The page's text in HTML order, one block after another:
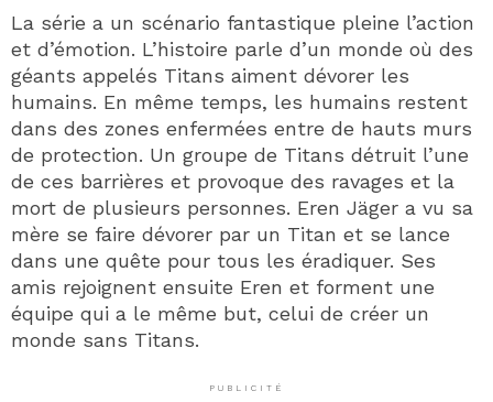
La série a un scénario fantastique pleine l’action
et d’émotion. L’histoire parle d’un monde où des
géants appelés Titans aiment dévorer les
humains. En même temps, les humains restent
dans des zones enfermées entre de hauts murs
de protection. Un groupe de Titans détruit l’une
de ces barrières et provoque des ravages et la
mort de plusieurs personnes. Eren Jäger a vu sa
mère se faire dévorer par un Titan et se lance
dans une quête pour tous les éradiquer. Ses
amis rejoignent ensuite Eren et forment une
équipe qui a le même but, celui de créer un
monde sans Titans.
PUBLICITÉ